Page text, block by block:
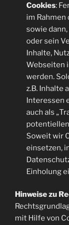
Cookies:
im
sowie
oder sein
Inhalte,
Webseiten
werden.
z.B. Inhalte
Interessen
auch als
Soweit wir
einsetzen,
Einholung
Hinweise zu
mit Hilfe von